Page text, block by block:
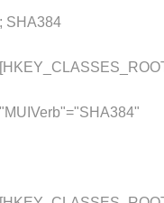
; SHA384
"MUIVerb"="SHA384"